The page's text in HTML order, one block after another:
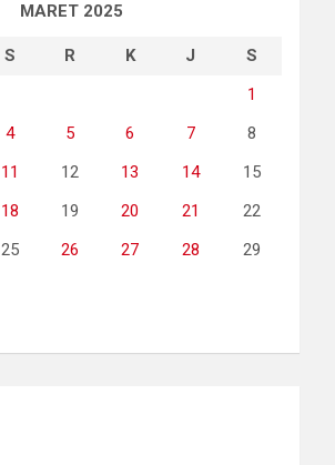
MARET 2025
S R K J
S
1
4 5 6 7
8
11 12 13 14
15
18 19 20 21
22
25 26 27 28
29